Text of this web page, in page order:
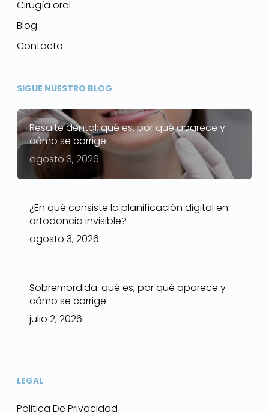
Cirugía oral
Blog
Contacto
SIGUE NUESTRO BLOG
Resalte dental: qué es, por qué aparece y
cómo se corrige
agosto 3, 2026
¿En qué consiste la planificación digital en
ortodoncia invisible?
agosto 3, 2026
Sobremordida: qué es, por qué aparece y
cómo se corrige
julio 2, 2026
LEGAL
Politica De Privacidad